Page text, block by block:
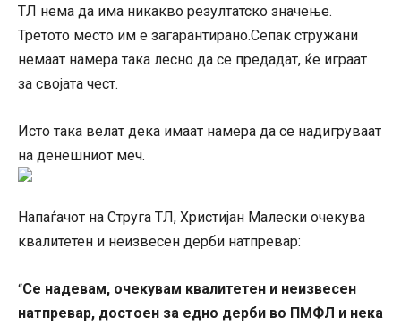
ТЛ нема да има никакво резултатско значење.
Третото место им е загарантирано.Сепак стружани
немаат намера така лесно да се предадат, ќе играат
за својата чест.
Исто така велат дека имаат намера да се надигруваат
на денешниот меч.
Напаѓачот на Струга ТЛ, Христијан Малески очекува
квалитетен и неизвесен дерби натпревар:
“Се надевам, очекувам квалитетен и неизвесен
натпревар, достоен за едно дерби во ПМФЛ и нека